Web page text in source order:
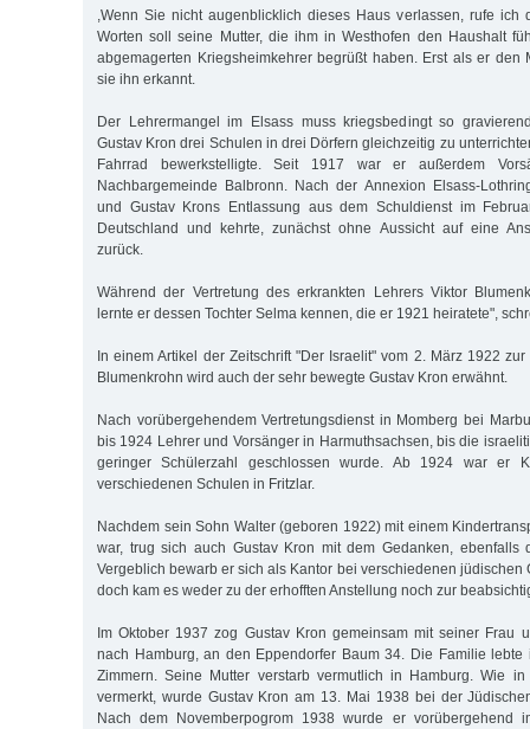
,Wenn Sie nicht augenblicklich dieses Haus verlassen, rufe ich
Worten soll seine Mutter, die ihm in Westhofen den Haushalt
abgemagerten Kriegsheimkehrer begrüßt haben. Erst als er den
sie ihn erkannt.
Der Lehrermangel im Elsass muss kriegsbedingt so
Gustav Kron drei Schulen in drei Dörfern gleichzeitig zu
Fahrrad bewerkstelligte. Seit 1917 war er außerdem
Nachbargemeinde Balbronn. Nach der Annexion Elsass-
und Gustav Krons Entlassung aus dem Schuldienst im
Deutschland und kehrte, zunächst ohne Aussicht auf eine
zurück.
Während der Vertretung des erkrankten Lehrers Viktor
lernte er dessen Tochter Selma kennen, die er 1921 heiratete",
In einem Artikel der Zeitschrift "Der Israelit" vom 2. März 1922
Blumenkrohn wird auch der sehr bewegte Gustav Kron erwähnt.
Nach vorübergehendem Vertretungsdienst in Momberg bei
bis 1924 Lehrer und Vorsänger in Harmuthsachsen, bis die
geringer Schülerzahl geschlossen wurde. Ab 1924 war er
verschiedenen Schulen in Fritzlar.
Nachdem sein Sohn Walter (geboren 1922) mit einem
war, trug sich auch Gustav Kron mit dem Gedanken, ebenfalls
Vergeblich bewarb er sich als Kantor bei verschiedenen jüdischen
doch kam es weder zu der erhofften Anstellung noch zur
Im Oktober 1937 zog Gustav Kron gemeinsam mit seiner Frau
nach Hamburg, an den Eppendorfer Baum 34. Die Familie lebte
Zimmern. Seine Mutter verstarb vermutlich in Hamburg. Wie in
vermerkt, wurde Gustav Kron am 13. Mai 1938 bei der
Nach dem Novemberpogrom 1938 wurde er vorübergehend